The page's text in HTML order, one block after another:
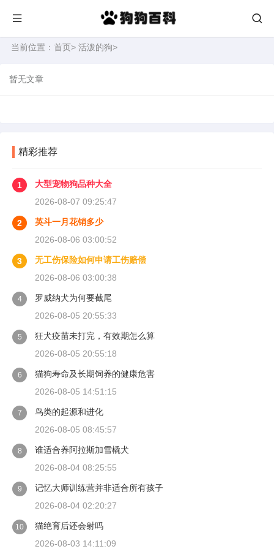
当前位置： 首页> 活泼的狗>
暂无文章
精彩推荐
1
大型宠物狗品种大全
2026-08-07 09:25:47
2
英斗一月花销多少
2026-08-06 03:00:52
3
无工伤保险如何申请工伤赔偿
2026-08-06 03:00:38
4
罗威纳犬为何要截尾
2026-08-05 20:55:33
5
狂犬疫苗未打完，有效期怎么算
2026-08-05 20:55:18
6
猫狗寿命及长期饲养的健康危害
2026-08-05 14:51:15
7
鸟类的起源和进化
2026-08-05 08:45:57
8
谁适合养阿拉斯加雪橇犬
2026-08-04 08:25:55
9
记忆大师训练营并非适合所有孩子
2026-08-04 02:20:27
10
猫绝育后还会射吗
2026-08-03 14:11:09